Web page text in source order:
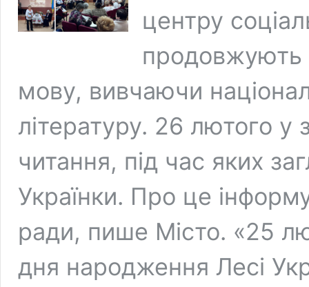
центру
продовжують
мову, вивчаючи
літературу. 26 лютого у
читання, під час яких
Українки. Про це
ради, пише Місто. «25
дня народження Лесі